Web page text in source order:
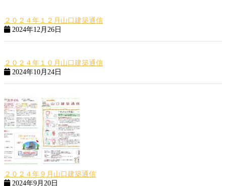
２０２４年１２月山口建築通信
2024年12月26日
２０２４年１０月山口建築通信
2024年10月24日
２０２４年９月山口建築通信
2024年9月20日